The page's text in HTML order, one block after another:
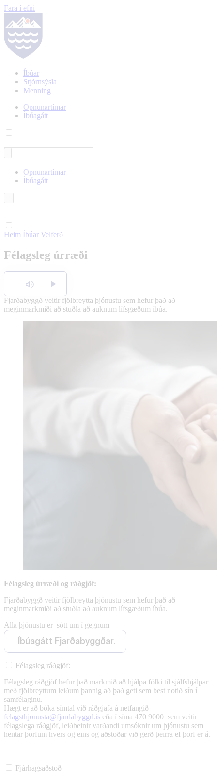
Fara í efni
Íbúar
Stjórnsýsla
Menning
Opnunartímar
Íbúagátt
Opnunartímar
Íbúagátt
Heim Íbúar Velferð
Félagsleg úrræði
Hlusta
Fjarðabyggð veitir fjölbreytta þjónustu sem hefur það að
meginmarkmiði að stuðla að auknum lífsgæðum íbúa.
Félagsleg úrræði og ráðgjöf:
Fjarðabyggð veitir fjölbreytta þjónustu sem hefur það að
meginmarkmiði að stuðla að auknum lífsgæðum íbúa.
Alla þjónustu er sótt um í gegnum
Íbúagátt Fjarðabyggðar.
Félagsleg ráðgjöf:
Félagsleg ráðgjöf hefur það markmið að hjálpa fólki til sjálfshjálpar
með fjölbreyttum leiðum þannig að það geti sem best notið sín í
samfélaginu.
Hægt er að bóka símtal við ráðgjafa á netfangið
felagsthjonusta@fjardabyggd.is eða í síma 470 9000 sem veitir
félagslega ráðgjöf, leiðbeinir varðandi umsóknir um þjónustu sem
hentar þörfum hvers og eins og aðstoðar við gerð þeirra ef þörf er á.
Fjárhagsaðstoð